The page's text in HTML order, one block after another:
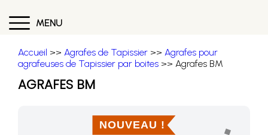
MENU
Accueil >> Agrafes de Tapissier >> Agrafes pour
agrafeuses de Tapissier par boites >> Agrafes BM
AGRAFES BM
NOUVEAU !